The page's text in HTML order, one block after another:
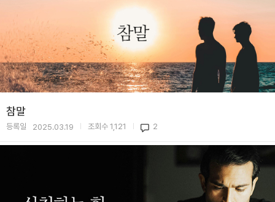
참말
등록일 2025.03.19 조회수 1,121 2